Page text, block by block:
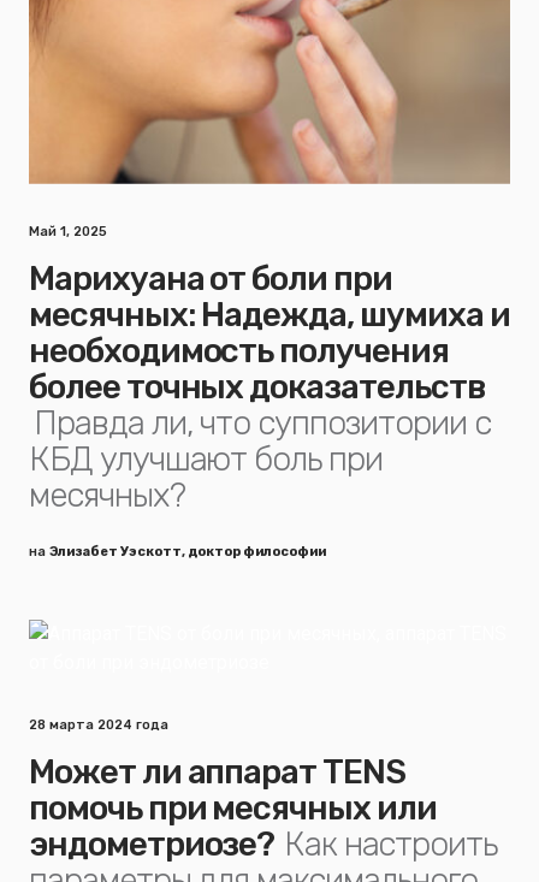
Май 1, 2025
Марихуана от боли при
месячных: Надежда, шумиха и
необходимость получения
более точных доказательств
Правда ли, что суппозитории с
КБД улучшают боль при
месячных?
на Элизабет Уэскотт, доктор философии
28 марта 2024 года
Может ли аппарат TENS
помочь при месячных или
эндометриозе? Как настроить